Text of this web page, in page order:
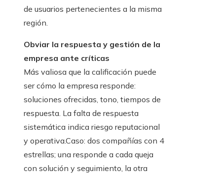
de usuarios pertenecientes a la misma
región.
Obviar la respuesta y gestión de la
empresa ante críticas
Más valiosa que la calificación puede
ser cómo la empresa responde:
soluciones ofrecidas, tono, tiempos de
respuesta. La falta de respuesta
sistemática indica riesgo reputacional
y operativa.Caso: dos compañías con 4
estrellas; una responde a cada queja
con solución y seguimiento, la otra